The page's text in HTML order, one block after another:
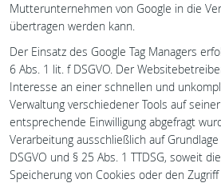
Mutterunternehmen von Google in die
übertragen werden kann.
Der Einsatz des Google Tag Managers
6 Abs. 1 lit. f DSGVO. Der
Interesse an einer schnellen und
Verwaltung verschiedener Tools auf
entsprechende Einwilligung abgefragt
Verarbeitung ausschließlich auf
DSGVO und § 25 Abs. 1 TTDSG, soweit
Speicherung von Cookies oder den